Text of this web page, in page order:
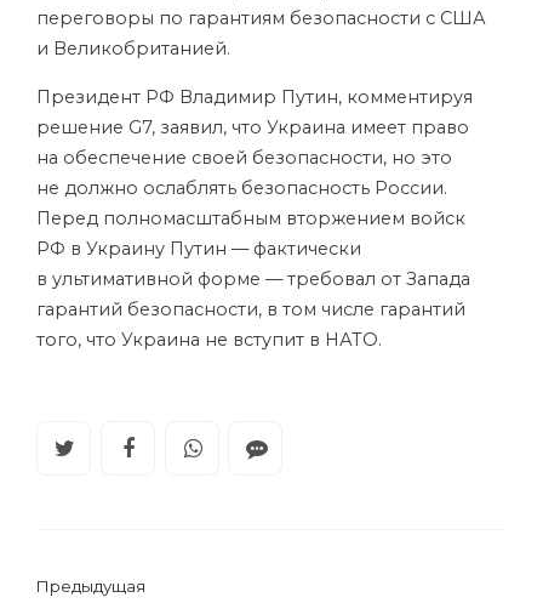
переговоры по гарантиям безопасности с США
и Великобританией.
Президент РФ Владимир Путин, комментируя
решение G7, заявил, что Украина имеет право
на обеспечение своей безопасности, но это
не должно ослаблять безопасность России.
Перед полномасштабным вторжением войск
РФ в Украину Путин — фактически
в ультимативной форме — требовал от Запада
гарантий безопасности, в том числе гарантий
того, что Украина не вступит в НАТО.
Предыдущая